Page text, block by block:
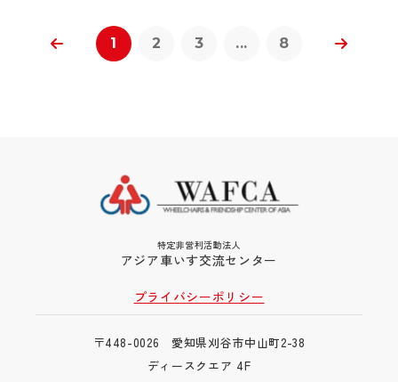
1 2 3 ... 8
特定非営利活動法人
アジア車いす交流センター
プライバシーポリシー
〒448-0026 愛知県刈谷市中山町2-38
ディースクエア 4F